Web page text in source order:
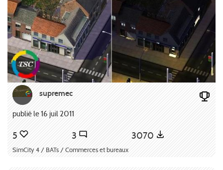
supremec
publié le 16 juil 2011
5 3 3070
SimCity 4 / BATs / Commerces et bureaux